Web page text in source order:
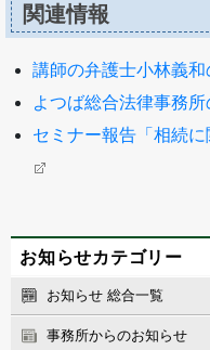
関連情報
講師の弁護士小林義和
よつば総合法律事務
セミナー報告「相続に
お知らせカテゴリー
お知らせ 総合一覧
事務所からのお知らせ